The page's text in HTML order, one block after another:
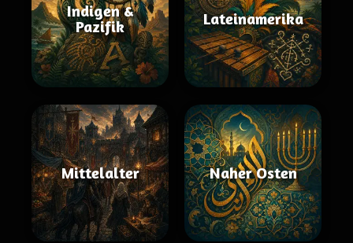
Indigen &
Pazifik
Lateinamerika
Mittelalter Naher Osten